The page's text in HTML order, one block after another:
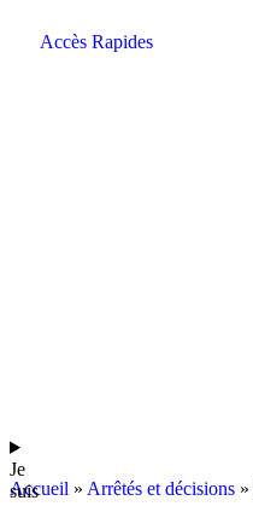
principal
Accès Rapides
Je
suis
Accueil » Arrêtés et décisions »